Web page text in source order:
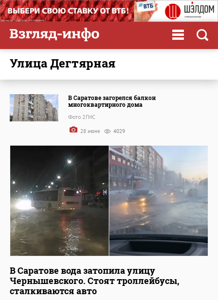
улица Дегтярная
В Саратове загорелся балкон
многоквартирного дома
Фото 2ГИС
28 июня 4029
В Саратове вода затопила улицу
Чернышевского. Стоят троллейбусы,
сталкиваются авто